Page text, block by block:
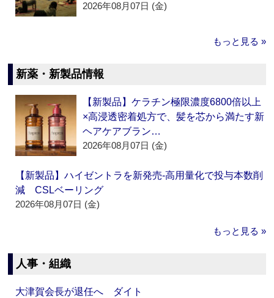
2026年08月07日 (金)
もっと見る »
新薬・新製品情報
【新製品】ケラチン極限濃度6800倍以上
×高浸透密着処方で、髪を芯から満たす新
ヘアケアブラン…
2026年08月07日 (金)
【新製品】ハイゼントラを新発売‐高用量化で投与本数削
減 CSLベーリング
2026年08月07日 (金)
もっと見る »
人事・組織
大津賀会長が退任へ ダイト